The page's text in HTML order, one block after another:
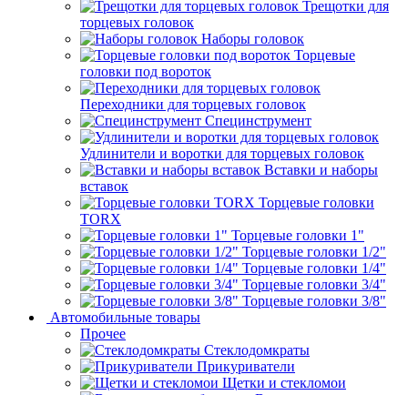
Трещотки для
торцевых головок
Наборы головок
Торцевые
головки под вороток
Переходники для торцевых головок
Специнструмент
Удлинители и воротки для торцевых головок
Вставки и наборы
вставок
Торцевые головки
TORX
Торцевые головки 1"
Торцевые головки 1/2"
Торцевые головки 1/4"
Торцевые головки 3/4"
Торцевые головки 3/8"
Автомобильные товары
Прочее
Стеклодомкраты
Прикуриватели
Щетки и стекломои